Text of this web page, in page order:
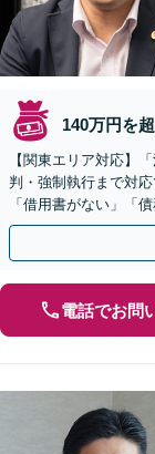
140万円を
【関東エリア対応】
判・強制執行まで対
「借用書がない」「
さい！【分割払いあ
電話でお問